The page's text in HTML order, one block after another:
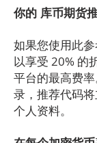
你的 库币期货
如果您使用此
以享受 20% 的
平台的最高费
录，推荐代码
个人资料。